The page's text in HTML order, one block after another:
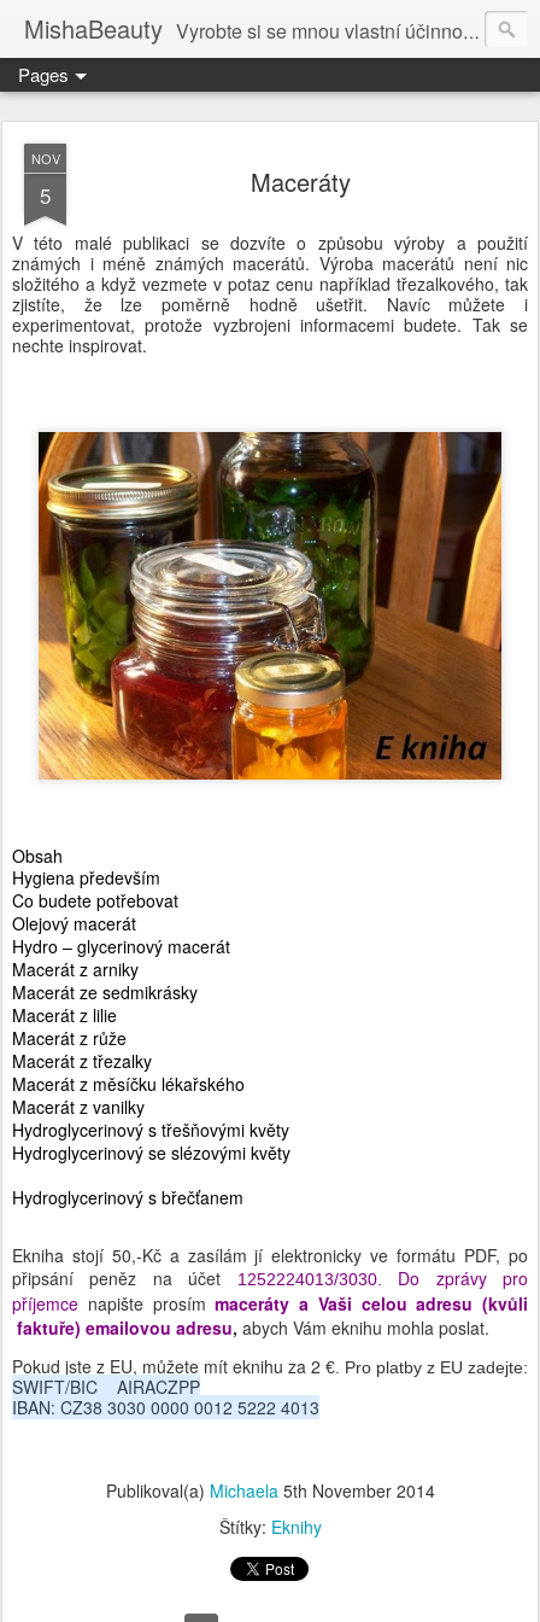
MishaBeauty Vyrobte si se mnou vlastní účinnou kosmetiku. Návody pre výrobu vlastnej kozmetiky.
Pages
NOV
5 Maceráty
V této malé publikaci se dozvíte o způsobu výroby a použití
známých i méně známých macerátů. Výroba macerátů není nic
složitého a když vezmete v potaz cenu například třezalkového, tak
zjistíte, že lze poměrně hodně ušetřit. Navíc můžete i
experimentovat, protože vyzbrojeni informacemi budete. Tak se
nechte inspirovat.
Obsah
Hygiena především
Co budete potřebovat
Olejový macerát
Hydro – glycerinový macerát
Macerát z arniky
Macerát ze sedmikrásky
Macerát z lilie
Macerát z růže
Macerát z třezalky
Macerát z měsíčku lékařského
Macerát z vanilky
Hydroglycerinový s třešňovými květy
Hydroglycerinový se slézovými květy
Hydroglycerinový s břečťanem
Ekniha stojí 50,-Kč a zasílám jí elektronicky ve formátu PDF, po
připsání peněz na účet
1252224013/3030.
Do zprávy pro
příjemce napište prosímmaceráty a Vaši celou adresu (kvůli
faktuře) emailovou adresu, abych Vám eknihu mohla poslat.
Pokud jste z EU, můžete mít eknihu za 2 €. Pro platby z EU zadejte:
SWIFT/BIC    AIRACZPP
IBAN: CZ38 3030 0000 0012 5222 4013
Publikoval(a) Michaela 5th November 2014
Štítky: Eknihy